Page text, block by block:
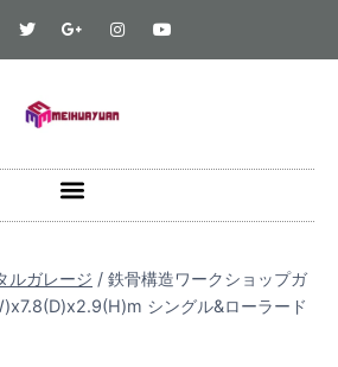
ルガレージ / 鉄骨構造ワークショップガ
シングル&ローラード